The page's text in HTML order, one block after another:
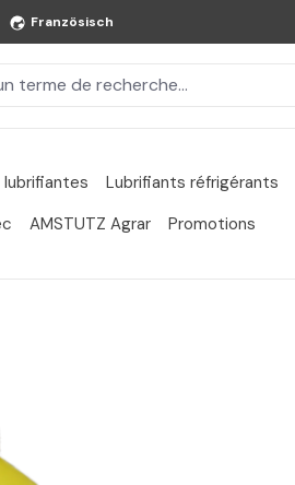
Französisch
lubrifiantes Lubrifiants réfrigérants
AMSTUTZ Agrar Promotions